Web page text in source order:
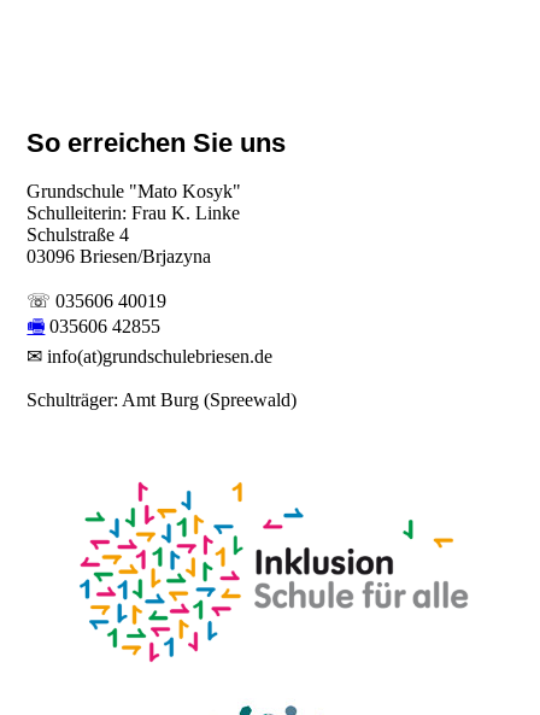
So erreichen Sie uns
Grundschule "Mato Kosyk"
Schulleiterin: Frau K. Linke
Schulstraße 4
03096 Briesen/Brjazyna
☏ 035606 40019
🖷 035606 42855
✉ info(at)grundschulebriesen.de
Schulträger: Amt Burg (Spreewald)